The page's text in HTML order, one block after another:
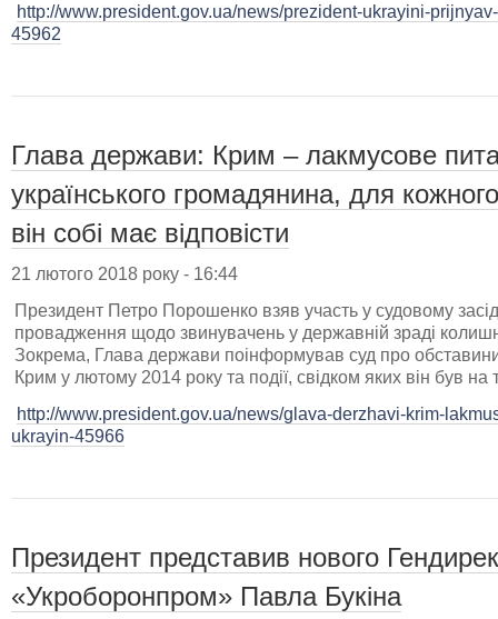
http://www.president.gov.ua/news/prezident-ukrayini-
45962
Глава держави: Крим – лакмусове
українського громадянина, для
він собі має відповісти
21 лютого 2018 року - 16:44
Президент Петро Порошенко взяв участь у судовому
провадження щодо звинувачень у державній зраді
Зокрема, Глава держави поінформував суд про
Крим у лютому 2014 року та події, свідком яких він був на
http://www.president.gov.ua/news/glava-derzhavi-krim-
ukrayin-45966
Президент представив нового
«Укроборонпром» Павла Букіна